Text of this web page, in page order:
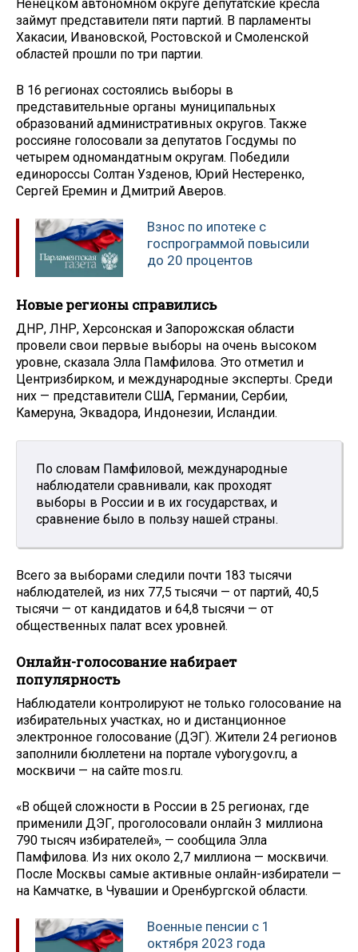
Ненецком автономном округе депутатские кресла
займут представители пяти партий. В парламенты
Хакасии, Ивановской, Ростовской и Смоленской
областей прошли по три партии.
В 16 регионах состоялись выборы в
представительные органы муниципальных
образований административных округов. Также
россияне голосовали за депутатов Госдумы по
четырем одномандатным округам. Победили
единороссы Солтан Узденов, Юрий Нестеренко,
Сергей Еремин и Дмитрий Аверов.
Взнос по ипотеке с
госпрограммой повысили
до 20 процентов
Новые регионы справились
ДНР, ЛНР, Херсонская и Запорожская области
провели свои первые выборы на очень высоком
уровне, сказала Элла Памфилова. Это отметил и
Центризбирком, и международные эксперты. Среди
них — представители США, Германии, Сербии,
Камеруна, Эквадора, Индонезии, Исландии.
По словам Памфиловой, международные
наблюдатели сравнивали, как проходят
выборы в России и в их государствах, и
сравнение было в пользу нашей страны.
Всего за выборами следили почти 183 тысячи
наблюдателей, из них 77,5 тысячи — от партий, 40,5
тысячи — от кандидатов и 64,8 тысячи — от
общественных палат всех уровней.
Онлайн-голосование набирает
популярность
Наблюдатели контролируют не только голосование на
избирательных участках, но и дистанционное
электронное голосование (ДЭГ). Жители 24 регионов
заполнили бюллетени на портале vybory.gov.ru, а
москвичи — на сайте mos.ru.
«В общей сложности в России в 25 регионах, где
применили ДЭГ, проголосовали онлайн 3 миллиона
790 тысяч избирателей», — сообщила Элла
Памфилова. Из них около 2,7 миллиона — москвичи.
После Москвы самые активные онлайн-избиратели —
на Камчатке, в Чувашии и Оренбургской области.
Военные пенсии с 1
октября 2023 года